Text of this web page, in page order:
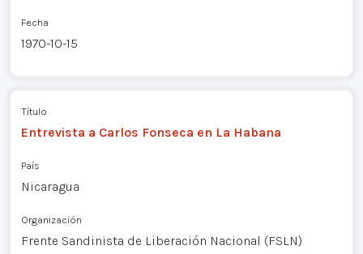
Fecha
1970-10-15
Título
Entrevista a Carlos Fonseca en La Habana
País
Nicaragua
Organización
Frente Sandinista de Liberación Nacional (FSLN)